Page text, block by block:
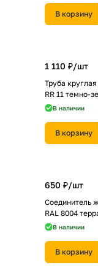
В корзину
1 110 ₽/шт
Труба
RR 11 темно-
В наличии
В корзину
650 ₽/шт
Соединитель
RAL 8004
В наличии
В корзину